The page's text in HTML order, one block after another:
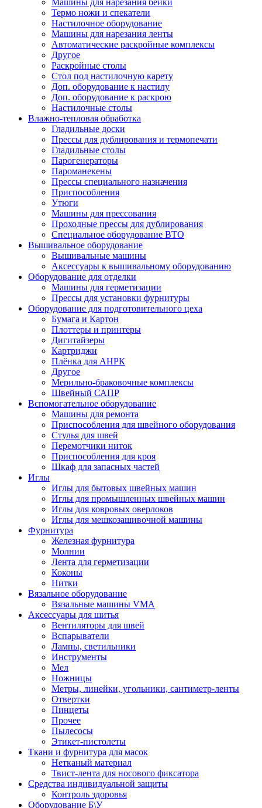
Машины для нарезания бейки
Термо ножи и спекатели
Настилочное оборудование
Машины для нарезания ленты
Автоматические раскройные комплексы
Другое
Раскройные столы
Стол под настилочную карету
Доп. оборудование к настилу
Доп. оборудование к раскрою
Настилочные столы
Влажно-тепловая обработка
Гладильные доски
Прессы для дублирования и термопечати
Гладильные столы
Парогенераторы
Пароманекены
Прессы специального назначения
Приспособления
Утюги
Машины для прессования
Проходные прессы для дублирования
Специальное оборудование ВТО
Вышивальное оборудование
Вышивальные машины
Аксессуары к вышивальному оборудованию
Оборудование для отделки
Машины для герметизации
Прессы для установки фурнитуры
Оборудование для подготовительного цеха
Бумага и Картон
Плоттеры и принтеры
Дигитайзеры
Картриджи
Плёнка для АНРК
Другое
Мерильно-браковочные комплексы
Швейный САПР
Вспомогательное оборудование
Машины для ремонта
Приспособления для швейного оборудования
Стулья для швей
Перемотчики ниток
Приспособления для кроя
Шкаф для запасных частей
Иглы
Иглы для бытовых швейных машин
Иглы для промышленных швейных машин
Иглы для ковровых оверлоков
Иглы для мешкозашивочной машины
Фурнитура
Железная фурнитура
Молнии
Лента для герметизации
Коконы
Нитки
Вязальное оборудование
Вязальные машины VMA
Аксессуары для шитья
Вентиляторы для швей
Вспарыватели
Лампы, светильники
Инструменты
Мел
Ножницы
Метры, линейки, угольники, сантиметр-ленты
Отвертки
Пинцеты
Прочее
Пылесосы
Этикет-пистолеты
Ткани и фурнитура для масок
Нетканый материал
Твист-лента для носового фиксатора
Средства индивидуальной защиты
Контроль здоровья
Оборудование Б\У